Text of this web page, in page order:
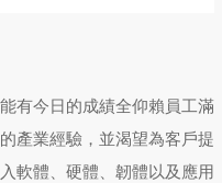
有今日的成績全仰賴員工滿
產業經驗，並渴望為客戶提
軟體、硬體、韌體以及應用